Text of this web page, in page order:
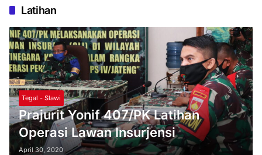
Latihan
Tegal - Slawi
Prajurit Yonif 407/PK Latihan
Operasi Lawan Insurjensi
April 30, 2020